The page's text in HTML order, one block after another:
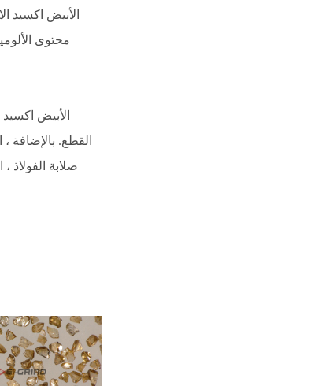
الأبيض اكسيد
الأبيض
القطع. بالإضافة
صلابة الفولاذ